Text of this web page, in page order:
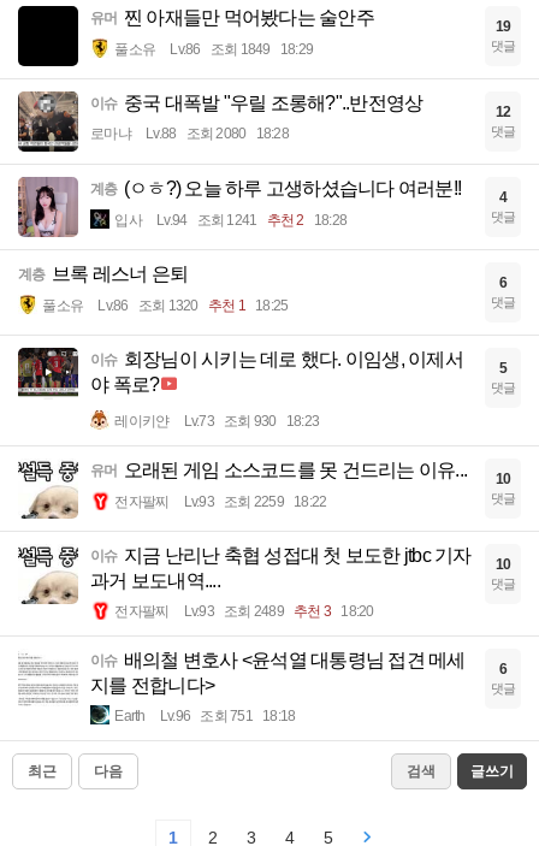
유머 찐 아재들만 먹어봤다는 술안주
풀소유 Lv.86 조회 1849 18:29
19
댓글
이슈 중국 대폭발 "우릴 조롱해?"..반전영상
로마냐 Lv.88 조회 2080 18:28
12
댓글
계층 (ㅇㅎ?) 오늘 하루 고생하셨습니다 여러분!!
입사 Lv.94 조회 1241 추천 2 18:28
4
댓글
계층 브록 레스너 은퇴
풀소유 Lv.86 조회 1320 추천 1 18:25
6
댓글
이슈 회장님이 시키는 데로 했다. 이임생, 이제서
야 폭로?
레이키얀 Lv.73 조회 930 18:23
5
댓글
유머 오래된 게임 소스코드를 못 건드리는 이유...
전자팔찌 Lv.93 조회 2259 18:22
10
댓글
이슈 지금 난리난 축협 성접대 첫 보도한 jtbc 기자
과거 보도내역....
전자팔찌 Lv.93 조회 2489 추천 3 18:20
10
댓글
이슈 배의철 변호사 <윤석열 대통령님 접견 메세
지를 전합니다>
Earth Lv.96 조회 751 18:18
6
댓글
최근 다음 검색 글쓰기
1 2 3 4 5